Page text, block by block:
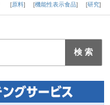
原料 機能性表示食品 研究